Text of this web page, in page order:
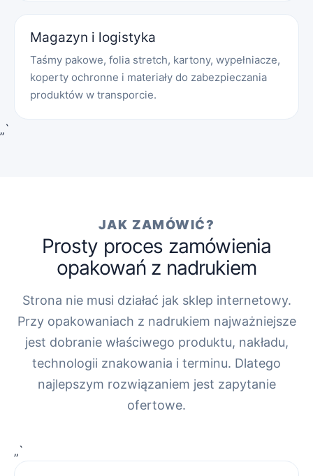
Magazyn i logistyka
Taśmy pakowe, folia stretch, kartony, wypełniacze,
koperty ochronne i materiały do zabezpieczania
produktów w transporcie.
„`
JAK ZAMÓWIĆ?
Prosty proces zamówienia
opakowań z nadrukiem
Strona nie musi działać jak sklep internetowy.
Przy opakowaniach z nadrukiem najważniejsze
jest dobranie właściwego produktu, nakładu,
technologii znakowania i terminu. Dlatego
najlepszym rozwiązaniem jest zapytanie
ofertowe.
„`